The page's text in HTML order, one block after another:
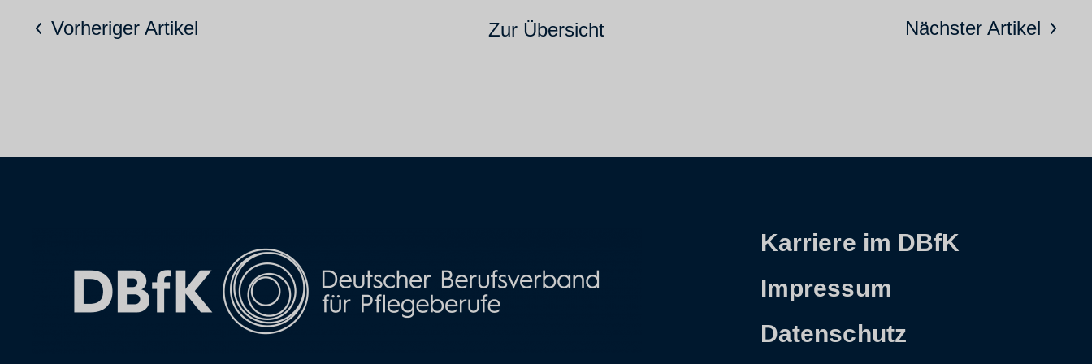
Vorheriger Artikel Zur Übersicht Nächster Artikel
Karriere im DBfK
Impressum
Datenschutz